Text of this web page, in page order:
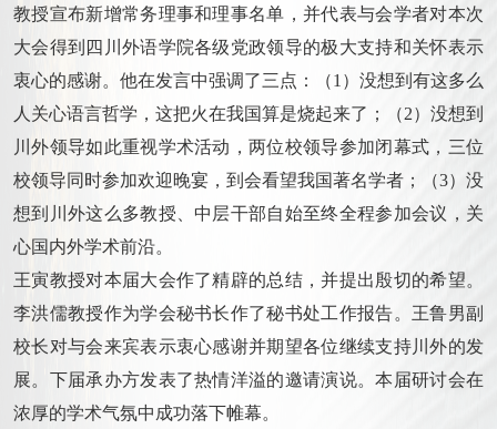
教授宣布新增常务理事和理事名单，并代表与会学者对本次
大会得到四川外语学院各级党政领导的极大支持和关怀表示
衷心的感谢。他在发言中强调了三点：（1）没想到有这多么
人关心语言哲学，这把火在我国算是烧起来了；（2）没想到
川外领导如此重视学术活动，两位校领导参加闭幕式，三位
校领导同时参加欢迎晚宴，到会看望我国著名学者；（3）没
想到川外这么多教授、中层干部自始至终全程参加会议，关
心国内外学术前沿。
王寅教授对本届大会作了精辟的总结，并提出殷切的希望。
李洪儒教授作为学会秘书长作了秘书处工作报告。王鲁男副
校长对与会来宾表示衷心感谢并期望各位继续支持川外的发
展。下届承办方发表了热情洋溢的邀请演说。本届研讨会在
浓厚的学术气氛中成功落下帷幕。